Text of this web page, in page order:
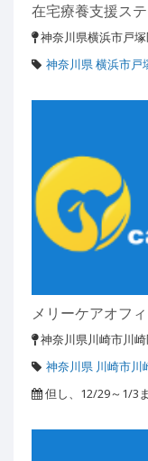
在宅療養支援ス
神奈川県横浜市戸
神奈川県 横浜市戸
メリーケアオフィ
神奈川県川崎市川
神奈川県 川崎市川
但し、12/29～1/3